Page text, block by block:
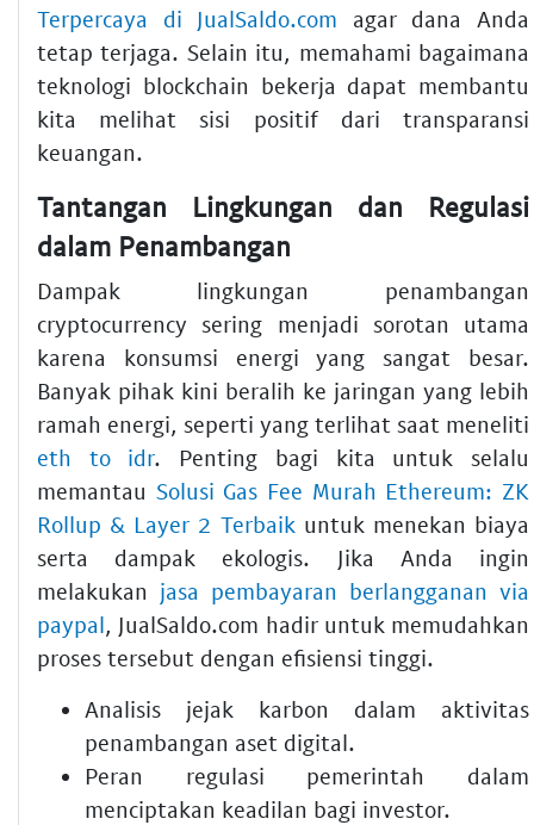
Terpercaya di JualSaldo.com agar dana Anda
tetap terjaga. Selain itu, memahami bagaimana
teknologi blockchain bekerja dapat membantu
kita melihat sisi positif dari transparansi
keuangan.
Tantangan Lingkungan dan Regulasi
dalam Penambangan
Dampak lingkungan penambangan
cryptocurrency sering menjadi sorotan utama
karena konsumsi energi yang sangat besar.
Banyak pihak kini beralih ke jaringan yang lebih
ramah energi, seperti yang terlihat saat meneliti
eth to idr. Penting bagi kita untuk selalu
memantau Solusi Gas Fee Murah Ethereum: ZK
Rollup & Layer 2 Terbaikuntuk menekan biaya
serta dampak ekologis. Jika Anda ingin
melakukan jasa pembayaran berlangganan via
paypal, JualSaldo.com hadir untuk memudahkan
proses tersebut dengan efisiensi tinggi.
Analisis jejak karbon dalam aktivitas
penambangan aset digital.
Peran regulasi pemerintah dalam
menciptakan keadilan bagi investor.